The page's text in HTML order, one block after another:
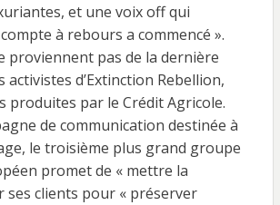
et une voix off qui
à rebours a commencé ».
proviennent pas de la dernière
activistes d’Extinction Rebellion,
produites par le Crédit Agricole.
de communication destinée à
le troisième plus grand groupe
promet de « mettre la
ses clients pour « préserver